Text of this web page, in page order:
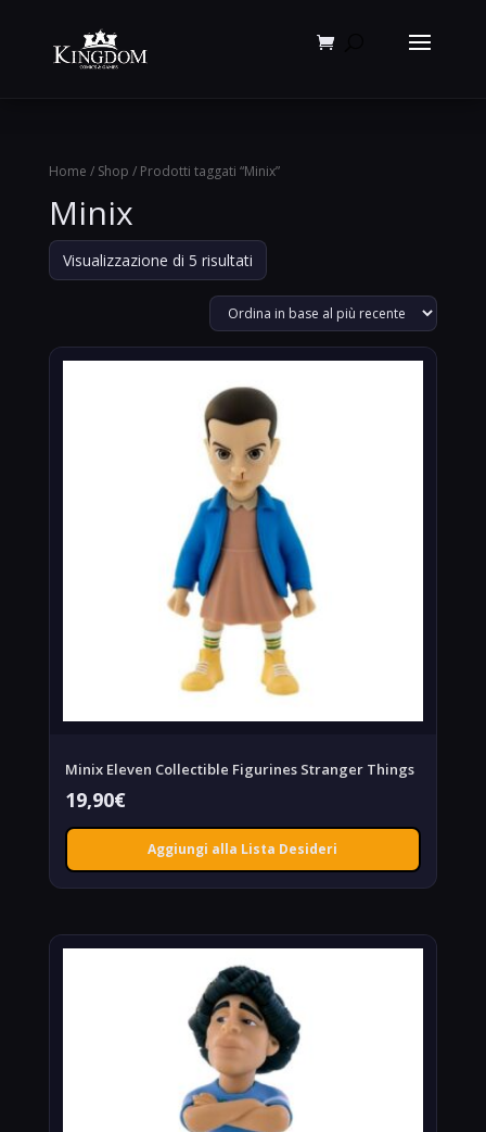
Home / Shop / Prodotti taggati “Minix”
Minix
Visualizzazione di 5 risultatiOrdina
in
base
al
più
recente
Minix Eleven Collectible Figurines Stranger Things
19,90€
Aggiungi alla Lista Desideri